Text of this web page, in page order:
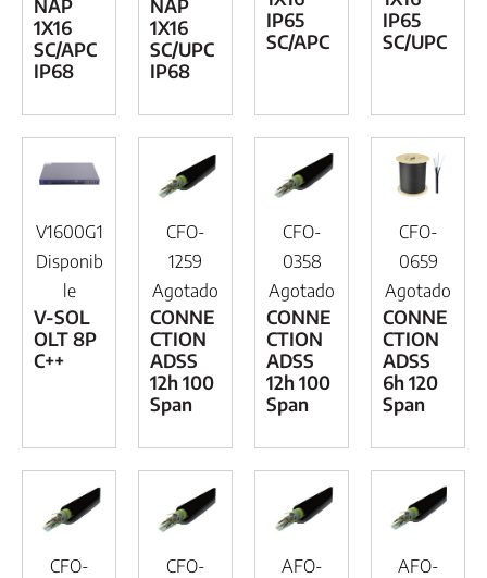
NAP
1X16
SC/APC
IP68
NAP
1X16
SC/UPC
IP68
IP65
SC/APC
IP65
SC/UPC
V1600G1
Disponib
le
V-SOL
OLT 8P
C++
CFO-
1259
Agotado
CONNE
CTION
ADSS
12h 100
Span
CFO-
0358
Agotado
CONNE
CTION
ADSS
12h 100
Span
CFO-
0659
Agotado
CONNE
CTION
ADSS
6h 120
Span
CFO-
CFO-
AFO-
AFO-